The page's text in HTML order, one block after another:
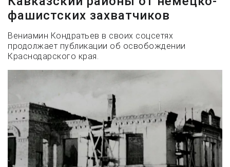
фашистских захватчиков
Вениамин Кондратьев в своих соцсетях
продолжает публикации об освобождении
Краснодарского края.